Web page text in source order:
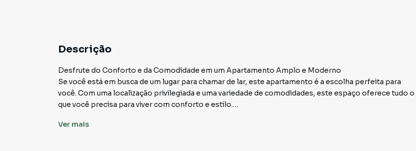
Descrição
Desfrute do Conforto e da Comodidade em um Apartamento Amplo e Moderno
Se você está em busca de um lugar para chamar de lar, este apartamento é a escolha perfeita para
você. Com uma localização privilegiada e uma variedade de comodidades, este espaço oferece tudo o
que você precisa para viver com conforto e estilo.
Este condomínio oferece uma gama de opções de lazer para toda a família. Com uma piscina
Ver mais